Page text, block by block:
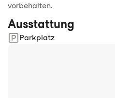
vorbehalten.
Ausstattung
Parkplatz